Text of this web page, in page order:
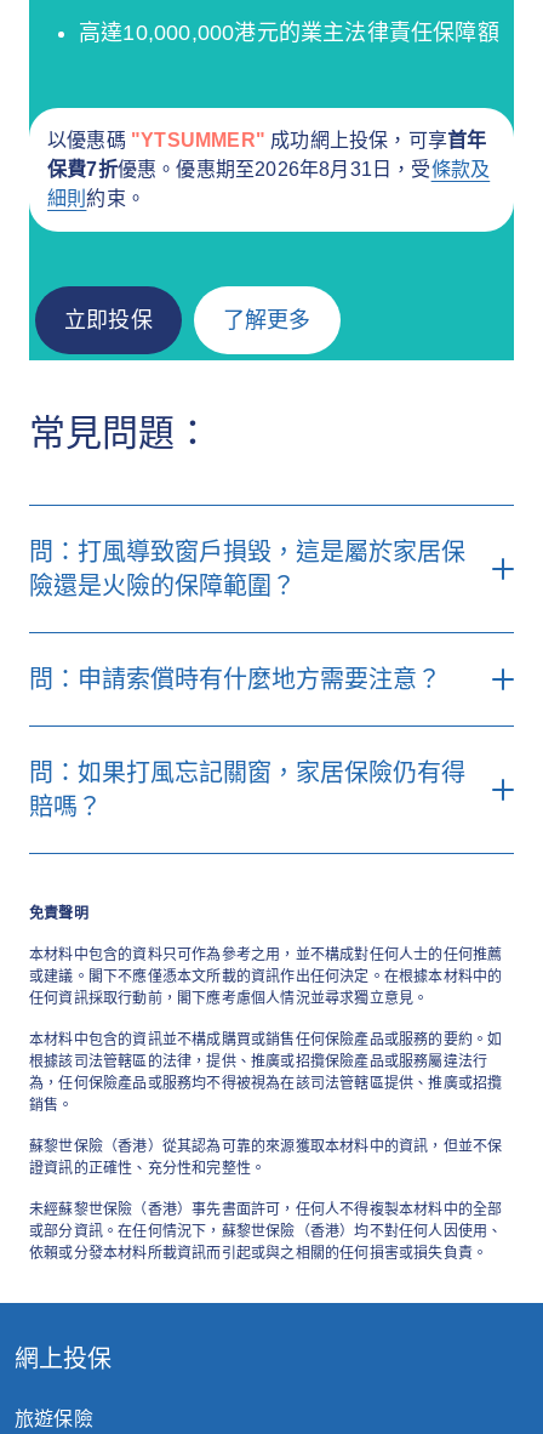
高達10,000,000港元的業主法律責任保障額
以優惠碼 "YTSUMMER" 成功網上投保，可享首年
保費7折優惠。優惠期至2026年8月31日，受條款及
細則約束。
立即投保 了解更多
常見問題：
問：打風導致窗戶損毀，這是屬於家居保
險還是火險的保障範圍？
問：申請索償時有什麼地方需要注意？
蘇黎世「自在家居」保險計
劃
問：如果打風忘記關窗，家居保險仍有得
賠嗎？
免責聲明
本材料中包含的資料只可作為參考之用，並不構成對任何人士的任何推薦
或建議。閣下不應僅憑本文所載的資訊作出任何決定。在根據本材料中的
任何資訊採取行動前，閣下應考慮個人情況並尋求獨立意見。
本材料中包含的資訊並不構成購買或銷售任何保險產品或服務的要約。如
根據該司法管轄區的法律，提供、推廣或招攬保險產品或服務屬違法行
為，任何保險產品或服務均不得被視為在該司法管轄區提供、推廣或招攬
銷售。
蘇黎世保險（香港）從其認為可靠的來源獲取本材料中的資訊，但並不保
證資訊的正確性、充分性和完整性。
未經蘇黎世保險（香港）事先書面許可，任何人不得複製本材料中的全部
或部分資訊。在任何情況下，蘇黎世保險（香港）均不對任何人因使用、
依賴或分發本材料所載資訊而引起或與之相關的任何損害或損失負責。
網上投保
旅遊保險